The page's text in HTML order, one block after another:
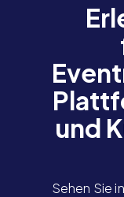
und
Sehen Sie